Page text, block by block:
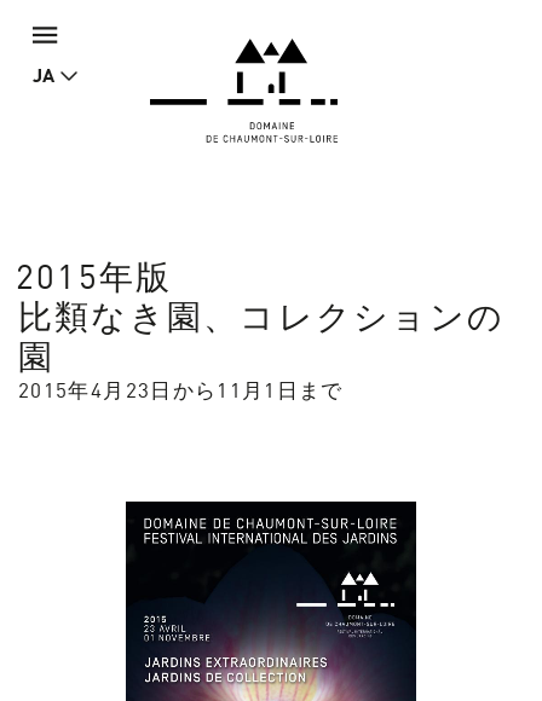
JA
2015年版
比類なき園、コレクションの
園
2015年4月23日から11月1日まで